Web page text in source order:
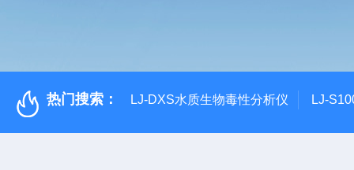
热门搜索： LJ-DXS水质生物毒性分析仪 LJ-